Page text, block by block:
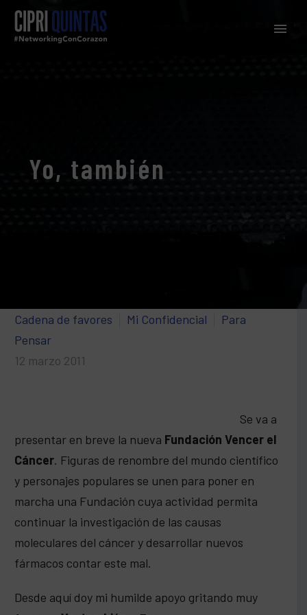
Yo, también
Cadena de favores Mi Confidencial
Para
Pensar
12 marzo 2011
Se va a
presentar en breve la nueva Fundación Vencer el
Cáncer. Figuras de renombre del mundo científico
y personajes populares se unen para poner en
marcha una Fundación cuya actividad permita
continuar la investigación de las causas
moleculares del cáncer y desarrollar nuevos
fármacos contar este mal.
Desde aquí doy mi humilde apoyo gritando muy